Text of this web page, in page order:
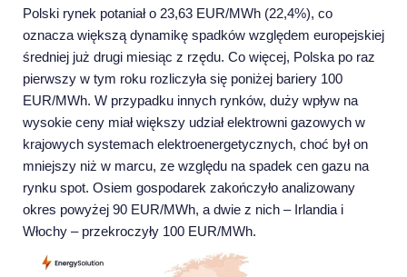
Polski rynek potaniał o 23,63 EUR/MWh (22,4%), co
oznacza większą dynamikę spadków względem europejskiej
średniej już drugi miesiąc z rzędu. Co więcej, Polska po raz
pierwszy w tym roku rozliczyła się poniżej bariery 100
EUR/MWh. W przypadku innych rynków, duży wpływ na
wysokie ceny miał większy udział elektrowni gazowych w
krajowych systemach elektroenergetycznych, choć był on
mniejszy niż w marcu, ze względu na spadek cen gazu na
rynku spot. Osiem gospodarek zakończyło analizowany
okres powyżej 90 EUR/MWh, a dwie z nich – Irlandia i
Włochy – przekroczyły 100 EUR/MWh.